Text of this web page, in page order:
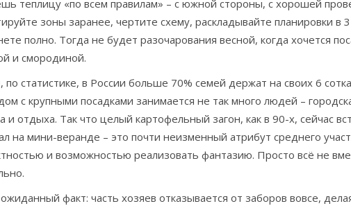
теплицу «по всем правилам» – с южной стороны, с хорошей
зоны заранее, чертите схему, раскладывайте планировки в
полно. Тогда не будет разочарования весной, когда хочется
и смородиной.
по статистике, в России больше 70% семей держат на своих 6
с крупными посадками занимается не так много людей –
и отдыха. Так что целый картофельный загон, как в 90-х, сейчас
на мини-веранде – это почти неизменный атрибут среднего
и возможностью реализовать фантазию. Просто всё не
факт: часть хозяев отказывается от заборов вовсе,